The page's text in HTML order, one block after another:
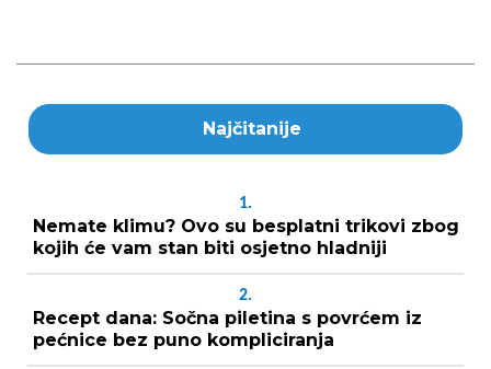
Najčitanije
1.
Nemate klimu? Ovo su besplatni trikovi zbog
kojih će vam stan biti osjetno hladniji
2.
Recept dana: Sočna piletina s povrćem iz
pećnice bez puno kompliciranja